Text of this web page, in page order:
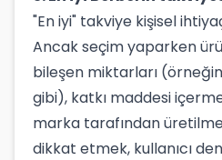
"En iyi" takviye kişisel
Ancak seçim yaparken
bileşen miktarları
gibi), katkı maddesi
marka tarafından
dikkat etmek, kullanıcı